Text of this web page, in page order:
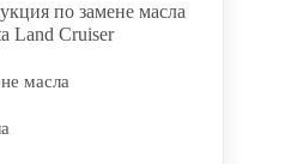
по замене масла
Land Cruiser
масла